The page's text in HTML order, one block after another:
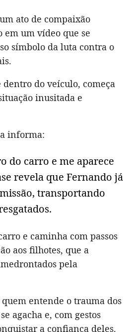
ato de compaixão
um vídeo que se
símbolo da luta contra o
dentro do veículo, começa
inusitada e
informa:
do carro e me aparece
revela que Fernando já
transportando
e caminha com passos
aos filhotes, que a
pela
entende o trauma dos
agacha e, com gestos
a confiança deles.